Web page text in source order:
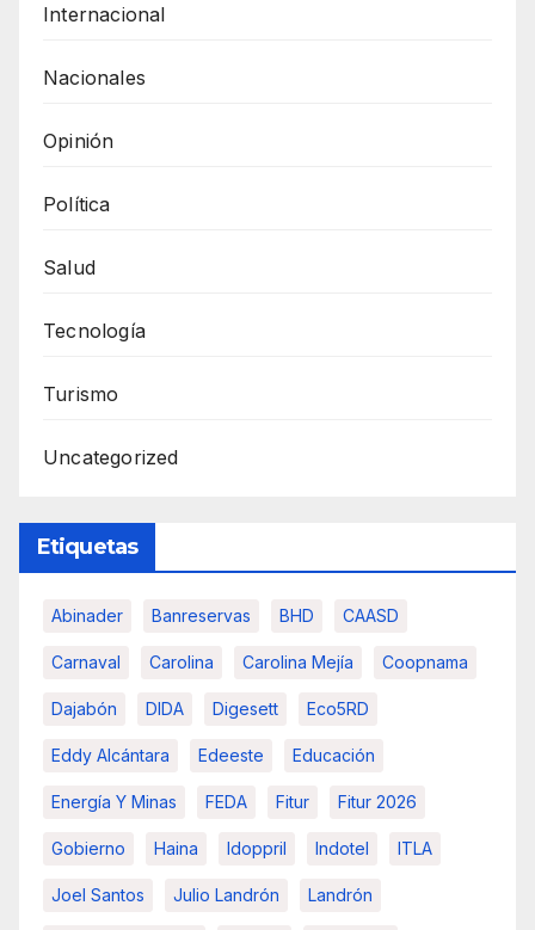
Internacional
Nacionales
Opinión
Política
Salud
Tecnología
Turismo
Uncategorized
Etiquetas
Abinader Banreservas BHD CAASD
Carnaval Carolina Carolina Mejía Coopnama
Dajabón DIDA Digesett Eco5RD
Eddy Alcántara Edeeste Educación
Energía Y Minas FEDA Fitur Fitur 2026
Gobierno Haina Idoppril Indotel ITLA
Joel Santos Julio Landrón Landrón